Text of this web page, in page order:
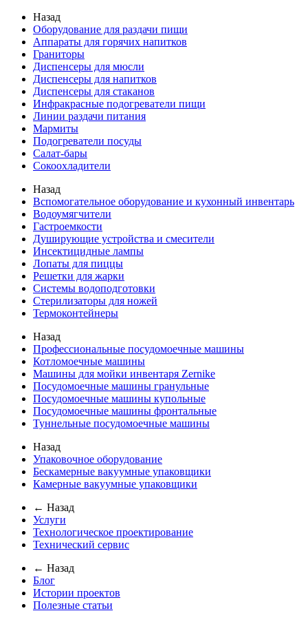
Назад
Оборудование для раздачи пищи
Аппараты для горячих напитков
Граниторы
Диспенсеры для мюсли
Диспенсеры для напитков
Диспенсеры для стаканов
Инфракрасные подогреватели пищи
Линии раздачи питания
Мармиты
Подогреватели посуды
Салат-бары
Сокоохладители
Назад
Вспомогательное оборудование и кухонный инвентарь
Водоумягчители
Гастроемкости
Душирующие устройства и смесители
Инсектицидные лампы
Лопаты для пиццы
Решетки для жарки
Системы водоподготовки
Стерилизаторы для ножей
Термоконтейнеры
Назад
Профессиональные посудомоечные машины
Котломоечные машины
Машины для мойки инвентаря Zernike
Посудомоечные машины гранульные
Посудомоечные машины купольные
Посудомоечные машины фронтальные
Туннельные посудомоечные машины
Назад
Упаковочное оборудование
Бескамерные вакуумные упаковщики
Камерные вакуумные упаковщики
← Назад
Услуги
Технологическое проектирование
Технический сервис
← Назад
Блог
Истории проектов
Полезные статьи